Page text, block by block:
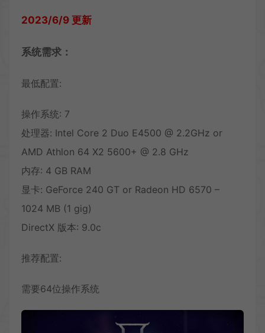
2023/6/9 更新
系统需求：
最低配置:
操作系统: 7
处理器: Intel Core 2 Duo E4500 @ 2.2GHz or
AMD Athlon 64 X2 5600+ @ 2.8 GHz
内存: 4 GB RAM
显卡: GeForce 240 GT or Radeon HD 6570 –
1024 MB (1 gig)
DirectX 版本: 9.0c
推荐配置:
需要64位操作系统